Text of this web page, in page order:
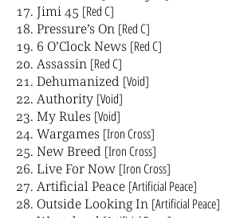
Jimi 45 [Red C]
Pressure’s On [Red C]
6 O’Clock News [Red C]
Assassin [Red C]
Dehumanized [Void]
Authority [Void]
My Rules [Void]
Wargames [Iron Cross]
New Breed [Iron Cross]
Live For Now [Iron Cross]
Artificial Peace [Artificial Peace]
Outside Looking In [Artificial Peace]